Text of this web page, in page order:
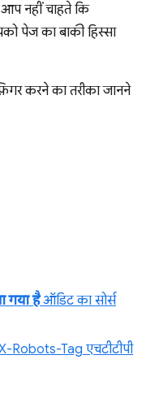
नहीं चाहते कि
पेज का बाकी हिस्सा
करने का तरीका जानने
गया हैऑडिट का सोर्स
Robots-Tag एचटीटीपी